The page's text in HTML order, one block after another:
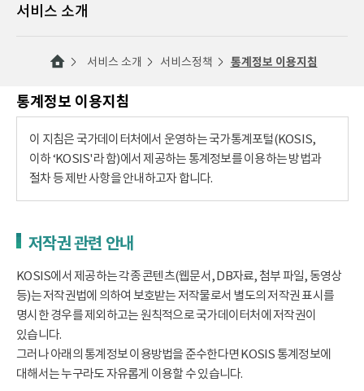
서비스 소개
서비스 소개 서비스정책 통계정보 이용지침
통계정보 이용지침
이 지침은 국가데이터처에서 운영하는 국가통계포털(KOSIS,
이하 ‘KOSIS'라 함)에서 제공하는 통계정보를 이용하는 방법과
절차 등 제반 사항을 안내하고자 합니다.
저작권 관련 안내
KOSIS에서 제공하는 각종 콘텐츠(웹문서, DB자료, 첨부 파일, 동영상
등)는 저작권법에 의하여 보호받는 저작물로서 별도의 저작권 표시를
명시한 경우를 제외하고는 원칙적으로 국가데이터처에 저작권이
있습니다.
그러나 아래의 통계정보 이용방법을 준수한다면 KOSIS 통계정보에
대해서는 누구라도 자유롭게 이용할 수 있습니다.